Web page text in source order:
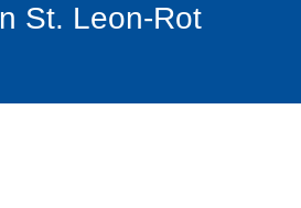
St. Leon-Rot